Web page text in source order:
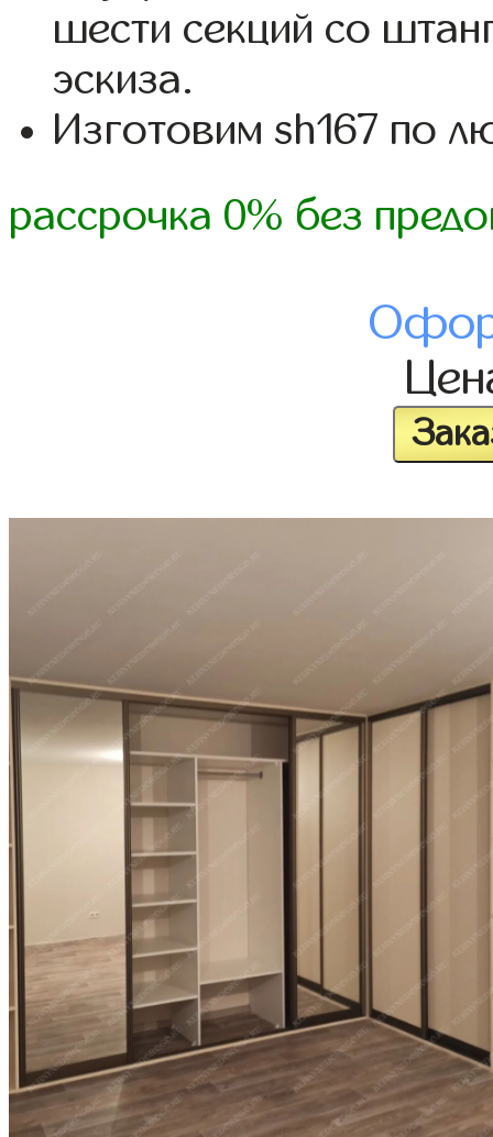
шести секций со
эскиза.
Изготовим sh167 по
рассрочка 0% без